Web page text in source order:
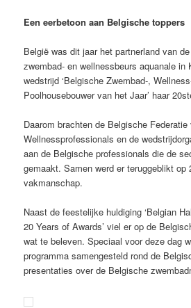
Een eerbetoon aan Belgische toppers
België was dit jaar het partnerland van
zwembad- en wellnessbeurs aquanale in
wedstrijd ‘Belgische Zwembad-,
Poolhousebouwer van het Jaar’ haar
Daarom brachten de Belgische
Wellnessprofessionals en de
aan de Belgische professionals die de
gemaakt. Samen werd er teruggeblikt op
vakmanschap.
Naast de feestelijke huldiging ‘Belgian
20 Years of Awards’ viel er op de
wat te beleven. Speciaal voor deze dag
programma samengesteld rond de
presentaties over de Belgische